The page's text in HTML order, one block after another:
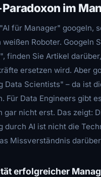
im
für Manager" googeln,
weißen Roboter. Googeln
finden Sie Artikel
ersetzen wird. Aber
Data Scientists" – da ist
Für Data Engineers gibt
gar nicht erst. Das zeigt:
durch AI ist nicht die
Missverständnis
erfolgreicher